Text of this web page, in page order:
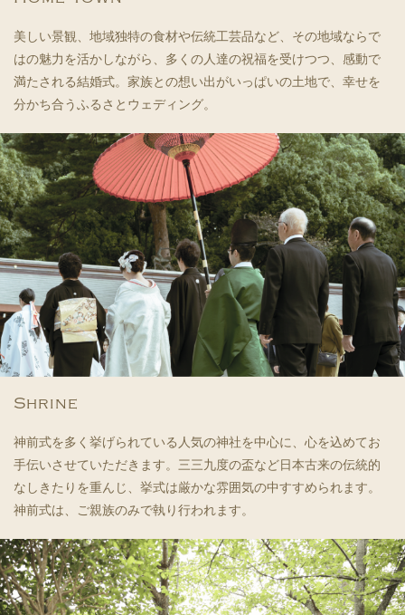
美しい景観、地域独特の食材や伝統工芸品など、その地域ならで
はの魅力を活かしながら、多くの人達の祝福を受けつつ、感動で
満たされる結婚式。家族との想い出がいっぱいの土地で、幸せを
分かち合うふるさとウェディング。
Shrine
神前式を多く挙げられている人気の神社を中心に、心を込めてお
手伝いさせていただきます。三三九度の盃など日本古来の伝統的
なしきたりを重んじ、挙式は厳かな雰囲気の中すすめられます。
神前式は、ご親族のみで執り行われます。